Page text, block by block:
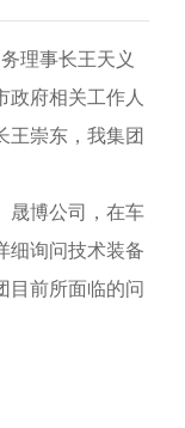
理事长王天义
政府相关工作人
王崇东，我集团
博公司，在车
细询问技术装备
目前所面临的问